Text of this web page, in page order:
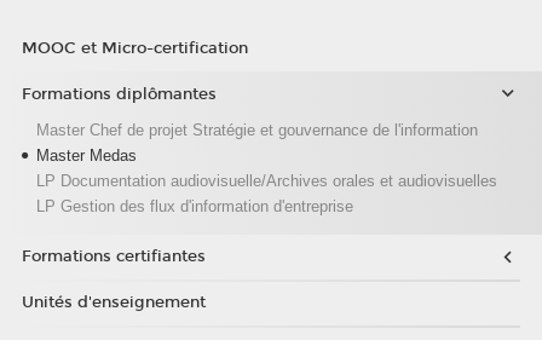
MOOC et Micro-certification
Formations diplômantes
Master Chef de projet Stratégie et gouvernance de l'information
Master Medas
LP Documentation audiovisuelle/Archives orales et audiovisuelles
LP Gestion des flux d'information d'entreprise
Formations certifiantes
Unités d'enseignement